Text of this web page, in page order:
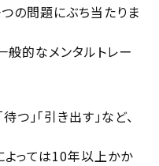
つの問題にぶち当たりま
般的なメンタルトレー
つ」「引き出す」など、
よっては10年以上かか